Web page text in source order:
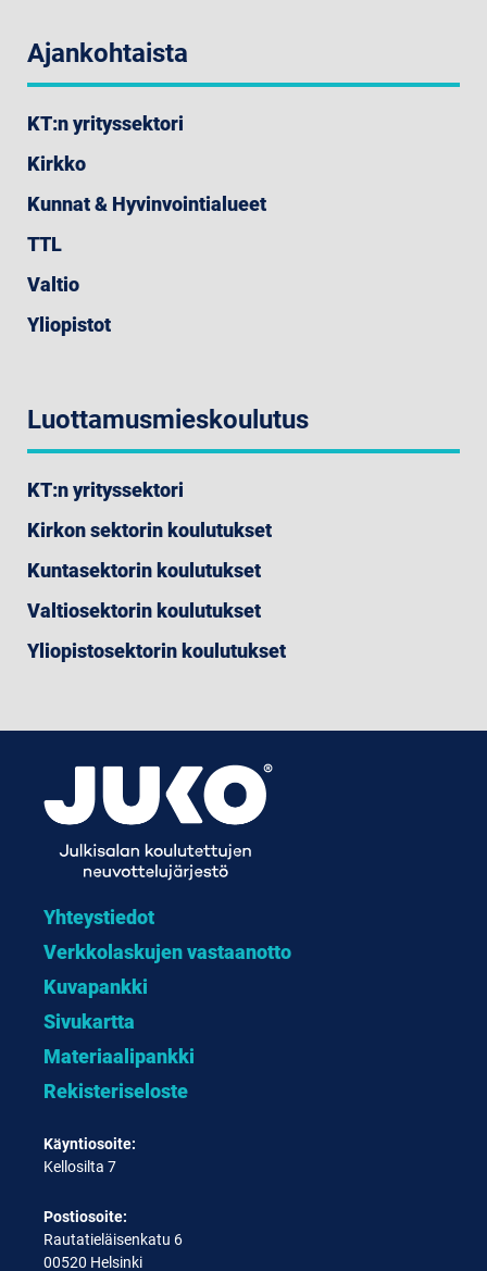
Ajankohtaista
KT:n yrityssektori
Kirkko
Kunnat & Hyvinvointialueet
TTL
Valtio
Yliopistot
Luottamusmieskoulutus
KT:n yrityssektori
Kirkon sektorin koulutukset
Kuntasektorin koulutukset
Valtiosektorin koulutukset
Yliopistosektorin koulutukset
Yhteystiedot
Verkkolaskujen vastaanotto
Kuvapankki
Sivukartta
Materiaalipankki
Rekisteriseloste
Käyntiosoite:
Kellosilta 7
Postiosoite:
Rautatieläisenkatu 6
00520 Helsinki